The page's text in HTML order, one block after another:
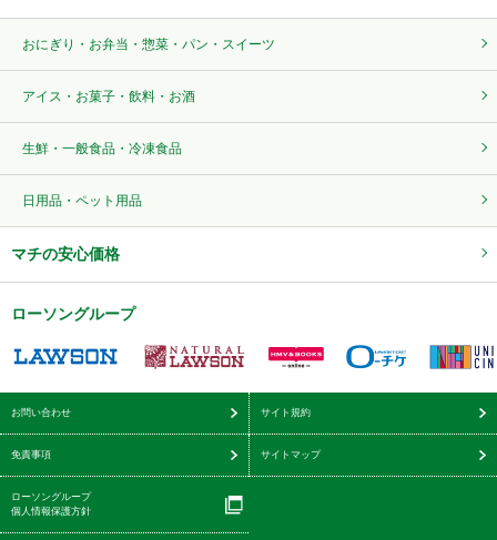
おにぎり・お弁当・惣菜・パン・スイーツ
アイス・お菓子・飲料・お酒
生鮮・一般食品・冷凍食品
日用品・ペット用品
マチの安心価格
ローソングループ
お問い合わせ サイト規約
免責事項 サイトマップ
ローソングループ
個人情報保護方針